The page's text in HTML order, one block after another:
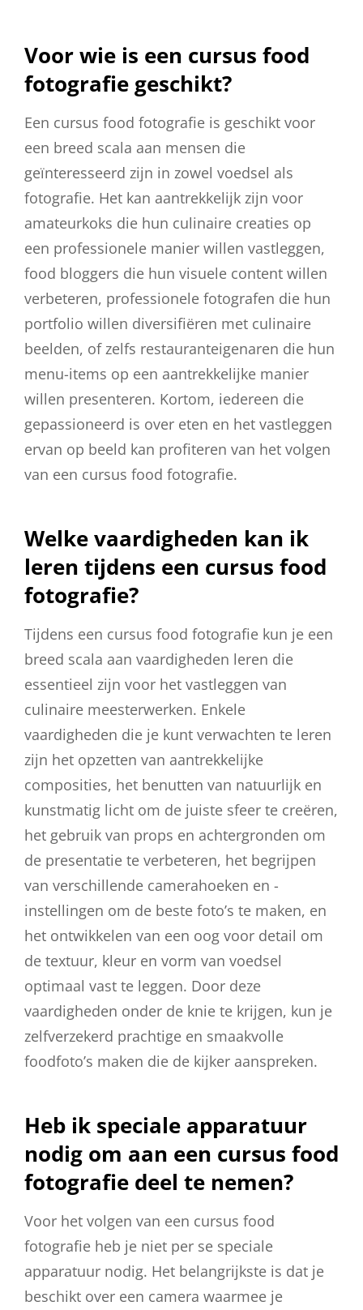
Voor wie is een cursus food
fotografie geschikt?
Een cursus food fotografie is geschikt voor
een breed scala aan mensen die
geïnteresseerd zijn in zowel voedsel als
fotografie. Het kan aantrekkelijk zijn voor
amateurkoks die hun culinaire creaties op
een professionele manier willen vastleggen,
food bloggers die hun visuele content willen
verbeteren, professionele fotografen die hun
portfolio willen diversifiëren met culinaire
beelden, of zelfs restauranteigenaren die hun
menu-items op een aantrekkelijke manier
willen presenteren. Kortom, iedereen die
gepassioneerd is over eten en het vastleggen
ervan op beeld kan profiteren van het volgen
van een cursus food fotografie.
Welke vaardigheden kan ik
leren tijdens een cursus food
fotografie?
Tijdens een cursus food fotografie kun je een
breed scala aan vaardigheden leren die
essentieel zijn voor het vastleggen van
culinaire meesterwerken. Enkele
vaardigheden die je kunt verwachten te leren
zijn het opzetten van aantrekkelijke
composities, het benutten van natuurlijk en
kunstmatig licht om de juiste sfeer te creëren,
het gebruik van props en achtergronden om
de presentatie te verbeteren, het begrijpen
van verschillende camerahoeken en -
instellingen om de beste foto’s te maken, en
het ontwikkelen van een oog voor detail om
de textuur, kleur en vorm van voedsel
optimaal vast te leggen. Door deze
vaardigheden onder de knie te krijgen, kun je
zelfverzekerd prachtige en smaakvolle
foodfoto’s maken die de kijker aanspreken.
Heb ik speciale apparatuur
nodig om aan een cursus food
fotografie deel te nemen?
Voor het volgen van een cursus food
fotografie heb je niet per se speciale
apparatuur nodig. Het belangrijkste is dat je
beschikt over een camera waarmee je